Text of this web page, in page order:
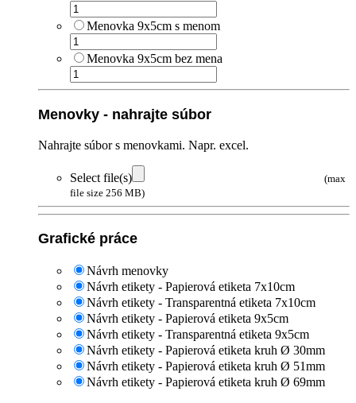
Menovka 9x5cm s menom
Menovka 9x5cm bez mena
Menovky - nahrajte súbor
Nahrajte súbor s menovkami. Napr. excel.
Select file(s)
(max
file size 256 MB)
Grafické práce
Návrh menovky
Návrh etikety - Papierová etiketa 7x10cm
Návrh etikety - Transparentná etiketa 7x10cm
Návrh etikety - Papierová etiketa 9x5cm
Návrh etikety - Transparentná etiketa 9x5cm
Návrh etikety - Papierová etiketa kruh Ø 30mm
Návrh etikety - Papierová etiketa kruh Ø 51mm
Návrh etikety - Papierová etiketa kruh Ø 69mm